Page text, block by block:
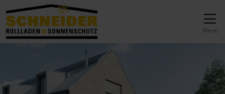
zur Top-Navigation
zur Hauptnavigation
Inhalt springen
zum Footer
Hauptnavigation
Menü